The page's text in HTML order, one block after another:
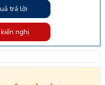
trả lời
nghị